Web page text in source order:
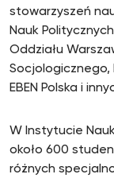
stowarzyszeń
Nauk
Oddziału
Socjologicznego,
EBEN Polska i
W Instytucie
około 600
różnych